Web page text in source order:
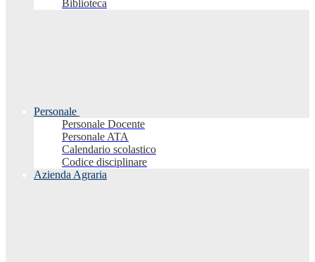
Biblioteca
Personale
Personale Docente
Personale ATA
Calendario scolastico
Codice disciplinare
Azienda Agraria